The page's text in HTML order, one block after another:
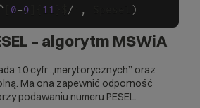
0-9 11 / , )
– algorytm MSWiA
10 cyfr „merytorycznych” oraz
Ma ona zapewnić odporność
podawaniu numeru PESEL.